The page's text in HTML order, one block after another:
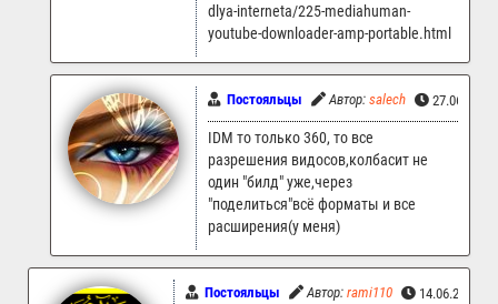
dlya-interneta/225-mediahuman-
youtube-downloader-amp-portable.html
Постояльцы Автор: salech
IDM то только 360, то все
разрешения видосов,колбасит не
один "билд" уже,через
"поделиться"всё форматы и все
расширения(у меня)
Постояльцы Автор: rami110 14.06.2025